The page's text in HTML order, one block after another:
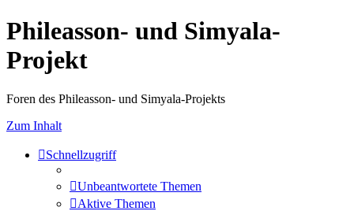
Phileasson- und Simyala-
Projekt
Foren des Phileasson- und Simyala-Projekts
Zum Inhalt
Schnellzugriff
Unbeantwortete Themen
Aktive Themen